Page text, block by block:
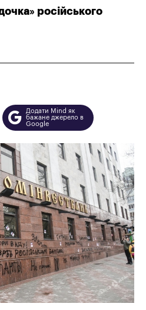
російського
Додати Mind як
бажане джерело в
Google